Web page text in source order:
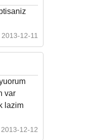
2013-12-11
var
lazim
2013-12-12